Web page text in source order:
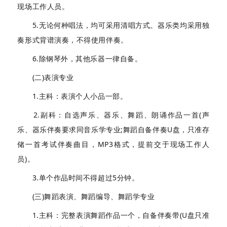
现场工作人员。
5.无论何种唱法，均可采用清唱方式。器乐类均采用独
奏形式背谱演奏，不得使用伴奏。
6.除钢琴外，其他乐器一律自备。
(二)表演专业
1.主科：表演个人小品一部。
2.副科：自选声乐、器乐、舞蹈、朗诵作品一首(声
乐、器乐伴奏要求同音乐学专业;舞蹈自备伴奏U盘，只准存
储一首考试伴奏曲目，MP3格式，提前交于现场工作人
员)。
3.单个作品时间不得超过5分钟。
(三)舞蹈表演、舞蹈编导、舞蹈学专业
1.主科：完整表演舞蹈作品一个，自备伴奏带(U盘只准